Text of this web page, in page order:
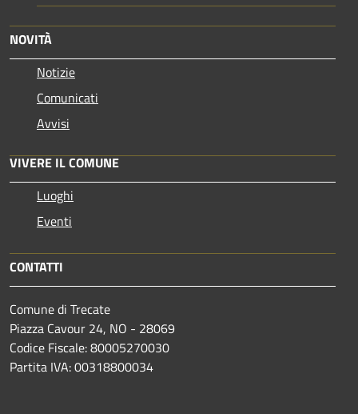
NOVITÀ
Notizie
Comunicati
Avvisi
VIVERE IL COMUNE
Luoghi
Eventi
CONTATTI
Comune di Trecate
Piazza Cavour 24, NO - 28069
Codice Fiscale: 80005270030
Partita IVA: 00318800034